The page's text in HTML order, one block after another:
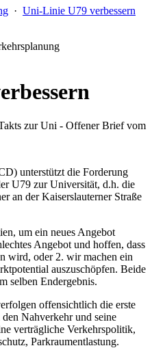
· Uni-Linie U79 verbessern
zur Uni - Offener Brief vom
unterstützt die Forderung
U79 zur Universität, d.h. die
an der Kaiserslauterner Straße
um ein neues Angebot
Angebot und hoffen, dass
wird, oder 2. wir machen ein
auszuschöpfen. Beide
selben Endergebnis.
offensichtlich die erste
Nahverkehr und seine
verträgliche Verkehrspolitik,
Parkraumentlastung.